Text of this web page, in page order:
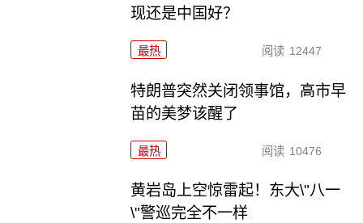
现还是中国好？
最热 阅读 12447
特朗普突然关闭领事馆，高市早
苗的美梦该醒了
最热 阅读 10476
黄岩岛上空惊雷起！东大\"八一
\"警巡完全不一样